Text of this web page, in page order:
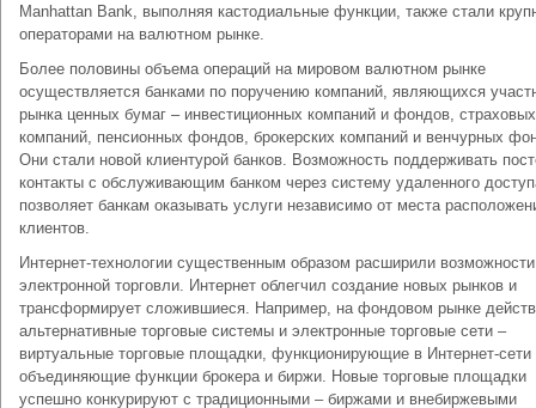
Manhattan Bank, выполняя кастодиальные функции, также стали
операторами на валютном рынке.
Более половины объема операций на мировом валютном рынке
осуществляется банками по поручению компаний, являющихся
рынка ценных бумаг – инвестиционных компаний и фондов, страховых
компаний, пенсионных фондов, брокерских компаний и венчурных
Они стали новой клиентурой банков. Возможность поддерживать
контакты с обслуживающим банком через систему удаленного
позволяет банкам оказывать услуги независимо от места
клиентов.
Интернет-технологии существенным образом расширили возможности
электронной торговли. Интернет облегчил создание новых рынков и
трансформирует сложившиеся. Например, на фондовом рынке
альтернативные торговые системы и электронные торговые сети –
виртуальные торговые площадки, функционирующие в Интернет-сети
объединяющие функции брокера и биржи. Новые торговые площадки
успешно конкурируют с традиционными – биржами и внебиржевыми